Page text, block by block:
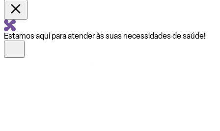
Estamos aqui para atender às suas necessidades de saúde!